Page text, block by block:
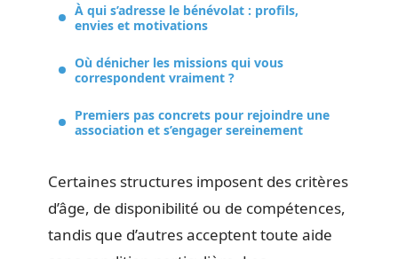
À qui s’adresse le bénévolat : profils,
envies et motivations
Où dénicher les missions qui vous
correspondent vraiment ?
Premiers pas concrets pour rejoindre une
association et s’engager sereinement
Certaines structures imposent des critères
d’âge, de disponibilité ou de compétences,
tandis que d’autres acceptent toute aide